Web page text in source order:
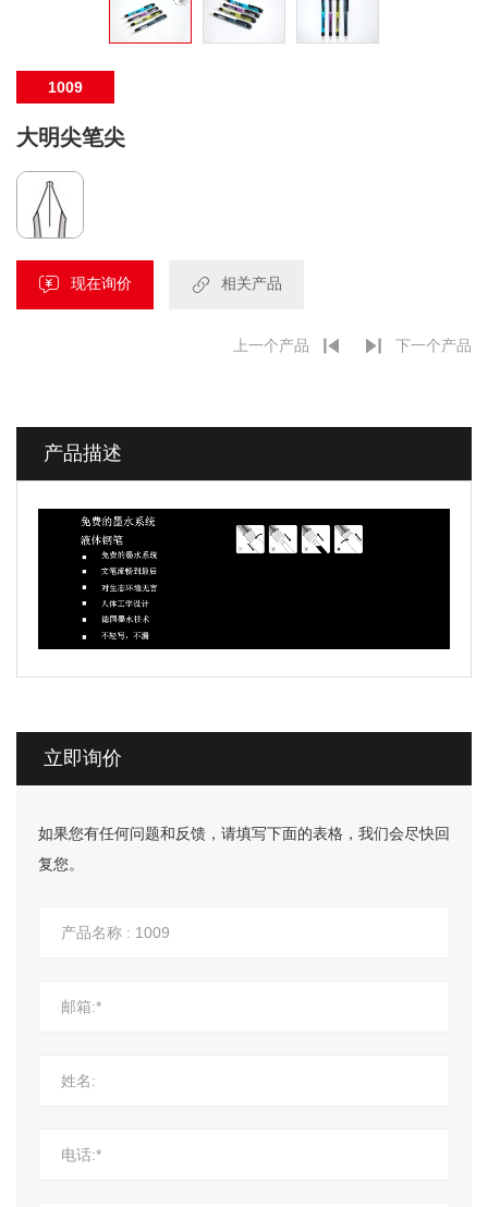
1009
大明尖笔尖
现在询价 相关产品
上一个产品 下一个产品
产品描述
立即询价
如果您有任何问题和反馈，请填写下面的表格，我们会尽快回
复您。